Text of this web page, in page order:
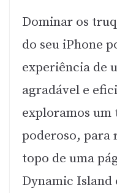
Dominar os
do seu iPhone
experiência de
agradável e
exploramos um
poderoso, para
topo de uma
Dynamic